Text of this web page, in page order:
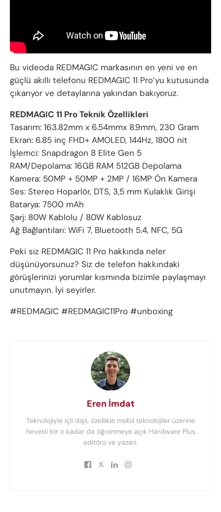
Bu videoda REDMAGIC markasının en yeni ve en
güçlü akıllı telefonu REDMAGIC 11 Pro’yu kutusunda
çıkarıyor ve detaylarına yakından bakıyoruz.
REDMAGIC 11 Pro Teknik Özellikleri
Tasarım: 163.82mm x 6.54mmx 8.9mm, 230 Gram
Ekran: 6.85 inç FHD+ AMOLED, 144Hz, 1800 nit
İşlemci: Snapdragon 8 Elite Gen 5
RAM/Depolama: 16GB RAM 512GB Depolama
Kamera: 50MP + 50MP + 2MP / 16MP Ön Kamera
Ses: Stereo Hoparlör, DTS, 3,5 mm Kulaklık Girişi
Batarya: 7500 mAh
Şarj: 80W Kablolu / 80W Kablosuz
Ağ Bağlantıları: WiFi 7, Bluetooth 5.4, NFC, 5G
Peki siz REDMAGIC 11 Pro hakkında neler
düşünüyorsunuz? Siz de telefon hakkındaki
görüşlerinizi yorumlar kısmında bizimle paylaşmayı
unutmayın. İyi seyirler.
#REDMAGIC #REDMAGIC11Pro #unboxing
Eren İmdat
Teknolojiyle içli dışlı, özellikle mobil teknolojiler üzerine
hevesli bir o kadar da öğrenmeye açık Hardware Plus
editörü ve yazarı.